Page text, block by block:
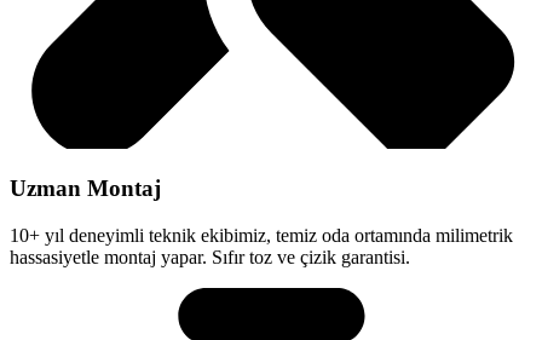
Uzman Montaj
10+ yıl deneyimli teknik ekibimiz, temiz oda ortamında milimetrik
hassasiyetle montaj yapar. Sıfır toz ve çizik garantisi.